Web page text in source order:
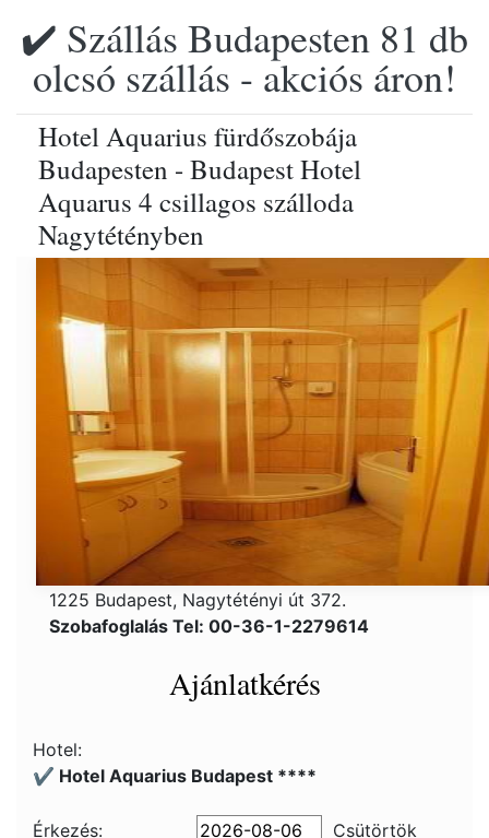
✔️ Szállás Budapesten 81 db
olcsó szállás - akciós áron!
Hotel Aquarius fürdőszobája
Budapesten - Budapest Hotel
Aquarus 4 csillagos szálloda
Nagytétényben
1225 Budapest, Nagytétényi út 372.
Szobafoglalás Tel: 00-36-1-2279614
Ajánlatkérés
Hotel:
✔️ Hotel Aquarius Budapest ****
Érkezés: Csütörtök